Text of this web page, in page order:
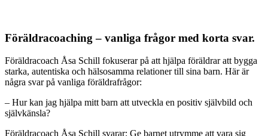
Föräldracoaching – vanliga frågor med korta svar.
Föräldracoach Åsa Schill fokuserar på att hjälpa föräldrar att bygga
starka, autentiska och hälsosamma relationer till sina barn. Här är
några svar på vanliga föräldrafrågor:
– Hur kan jag hjälpa mitt barn att utveckla en positiv självbild och
självkänsla?
Föräldracoach Åsa Schill svarar: Ge barnet utrymme att vara sig